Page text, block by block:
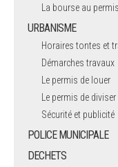
La bourse au permis
URBANISME
Horaires tontes et
Démarches travaux
Le permis de louer
Le permis de diviser
Sécurité et publicité
POLICE MUNICIPALE
DECHETS